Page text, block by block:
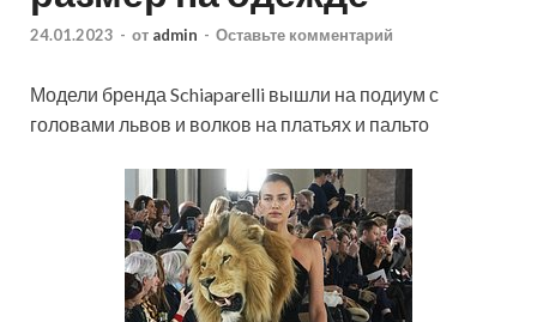
24.01.2023 - от admin - Оставьте комментарий
Модели бренда Schiaparelli вышли на подиум с
головами львов и волков на платьях и пальто